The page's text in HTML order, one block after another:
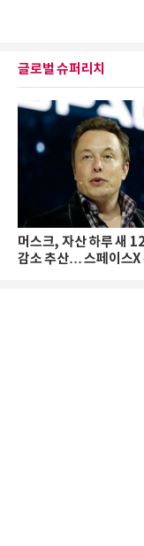
글로벌 슈퍼리치
머스크, 자산 하루 새
감소 추산… 스페이스X